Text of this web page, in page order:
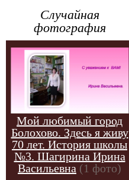
Случайная
фотография
Мой любимый город
Болохово. Здесь я живу
70 лет. История школы
№3. Шагирина Ирина
Васильевна (1 фото)